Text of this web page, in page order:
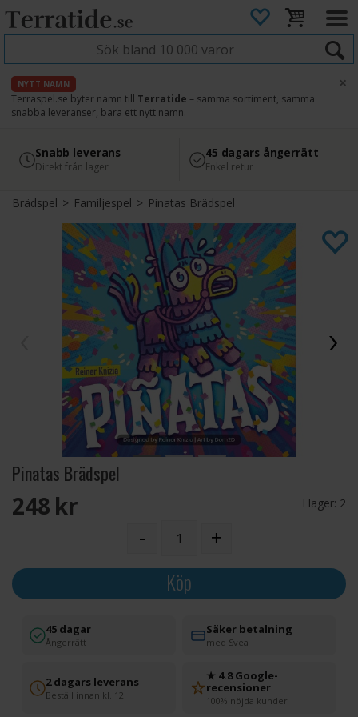
NYTT NAMN
Terraspel.se byter namn till Terratide – samma sortiment, samma
snabba leveranser, bara ett nytt namn.
×
4.8
Läs omdömen på Google
Säker betalning
med Svea
Snabb leverans
Direkt från lager
45 dagars ångerrätt
Enkel retur
Brädspel> Familjespel> Pinatas Brädspel
Pinatas Brädspel
248 SEK I lager: 2
- +
Köp
45 dagar
Ångerrätt
Säker betalning
med Svea
2 dagars leverans
Beställ innan kl. 12
★ 4.8 Google-
recensioner
100% nöjda kunder